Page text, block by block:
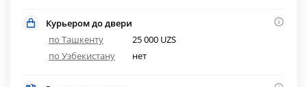
Курьером до двери
по Ташкенту
25 000 UZS
по Узбекистану
нет